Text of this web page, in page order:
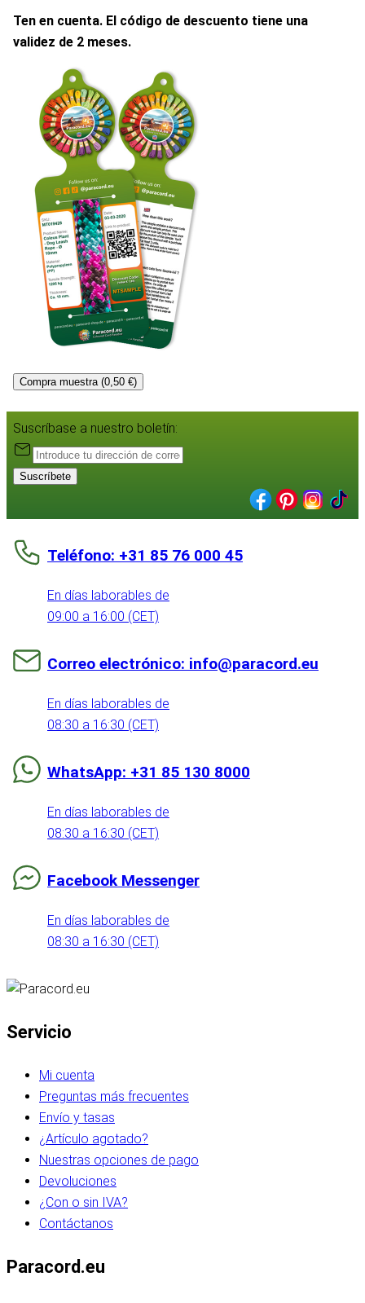
Ten en cuenta. El código de descuento tiene una
validez de 2 meses.
Compra muestra (0,50 €)
Suscríbase a nuestro boletín:
Suscríbete
Teléfono: +31 85 76 000 45
En días laborables de
09:00 a 16:00 (CET)
Correo electrónico: info@paracord.eu
En días laborables de
08:30 a 16:30 (CET)
WhatsApp: +31 85 130 8000
En días laborables de
08:30 a 16:30 (CET)
Facebook Messenger
En días laborables de
08:30 a 16:30 (CET)
Servicio
Mi cuenta
Preguntas más frecuentes
Envío y tasas
¿Artículo agotado?
Nuestras opciones de pago
Devoluciones
¿Con o sin IVA?
Contáctanos
Paracord.eu